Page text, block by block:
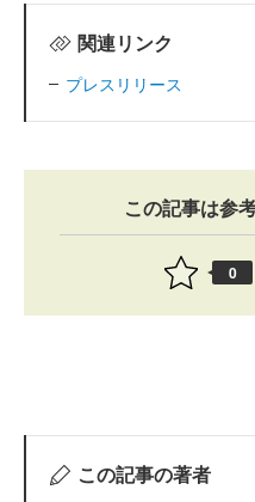
関連リンク
プレスリリース
この記事は参
0
この記事の著者